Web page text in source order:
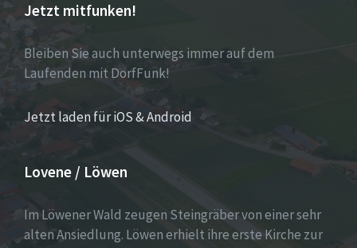
Jetzt mitfunken!
Bleiben Sie auch unterwegs immer auf dem
Laufenden mit DorfFunk!
Jetzt laden für iOS & Android
Lovene / Löwen
Im Löwener Wald zeugen Steingräber von einer sehr
alten Ansiedlung. Löwen erhielt ihre erste Kirche zur